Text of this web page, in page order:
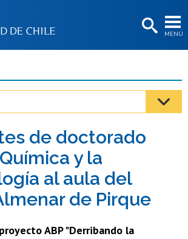
MENÚ
BIBLIOTECAS
Estudiantes
Académicas/os
Funcionarias/os
Egresadas/os
de doctorado
y la
al aula del
de Pirque
ABP "Derribando la